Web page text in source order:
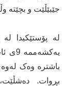
جێبێڵێت و بچێتە
لە پۆستێکیدا
باشترە وەک
بڕوات.